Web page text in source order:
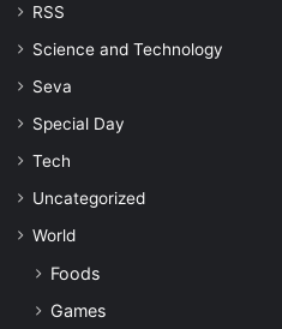
RSS
Science and Technology
Seva
Special Day
Tech
Uncategorized
World
Foods
Games